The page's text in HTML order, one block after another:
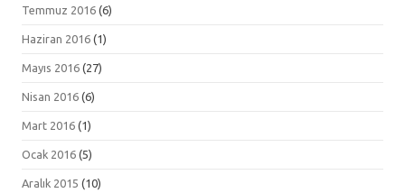
Temmuz 2016 (6)
Haziran 2016 (1)
Mayıs 2016 (27)
Nisan 2016 (6)
Mart 2016 (1)
Ocak 2016 (5)
Aralık 2015 (10)